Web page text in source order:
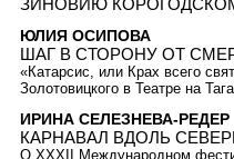
ЗИНОВИЮ
ЮЛИЯ ОСИПОВА
ШАГ В СТОРОНУ ОТ
«Катарсис, или Крах всего
Золотовицкого в Театре на
ИРИНА СЕЛЕЗНЕВА-РЕДЕР
КАРНАВАЛ ВДОЛЬ
О XXXII Международном